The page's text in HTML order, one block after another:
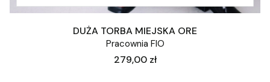
DUŻA TORBA MIEJSKA ORE
Pracownia FIO
Cena
279,00 zł